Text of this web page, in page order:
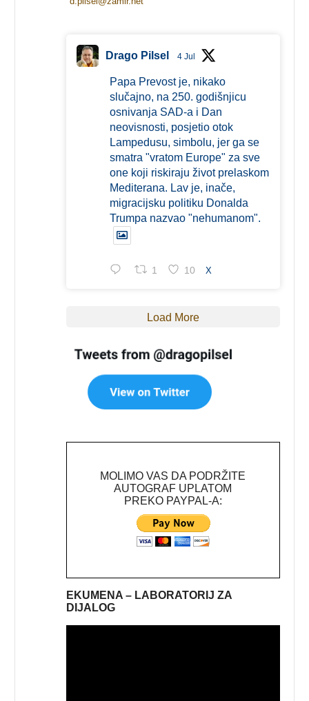
Drago Pilsel 4 Jul
Papa Prevost je, nikako
slučajno, na 250. godišnjicu
osnivanja SAD-a i Dan
neovisnosti, posjetio otok
Lampedusu, simbolu, jer ga se
smatra "vratom Europe" za sve
one koji riskiraju život prelaskom
Mediterana. Lav je, inače,
migracijsku politiku Donalda
Trumpa nazvao "nehumanom".
1 10 X
Load More
MOLIMO VAS DA PODRŽITE
AUTOGRAF UPLATOM
PREKO PAYPAL-A:
EKUMENA – LABORATORIJ ZA
DIJALOG